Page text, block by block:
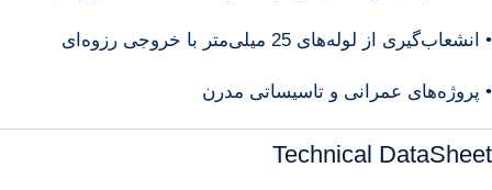
• انشعاب‌گیری از لوله‌های 25 میلی‌متر با خروجی رزوه‌ای
• پروژه‌های عمرانی و تاسیساتی مدرن
Technical DataSheet